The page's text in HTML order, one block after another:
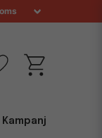
Kampanj